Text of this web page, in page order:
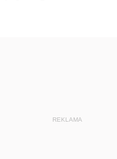
REKLAMA